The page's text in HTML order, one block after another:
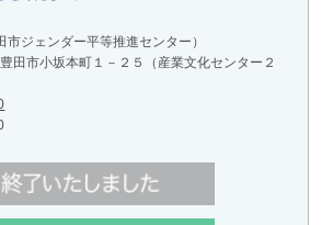
ジェンダー平等推進センター）
市小坂本町１－２５（産業文化センター２